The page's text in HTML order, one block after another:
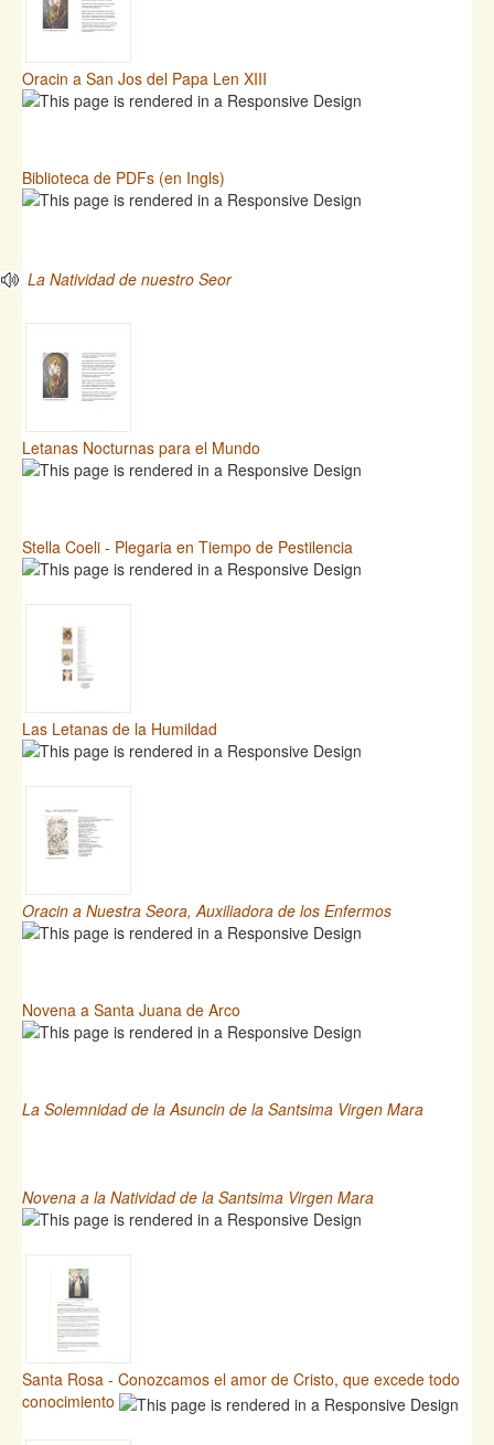
Oracin a San Jos del Papa Len XIII
Biblioteca de PDFs (en Ingls)
La Natividad de nuestro Seor
Letanas Nocturnas para el Mundo
Stella Coeli - Plegaria en Tiempo de Pestilencia
Las Letanas de la Humildad
Oracin a Nuestra Seora, Auxiliadora de los Enfermos
Novena a Santa Juana de Arco
La Solemnidad de la Asuncin de la Santsima Virgen Mara
Novena a la Natividad de la Santsima Virgen Mara
Santa Rosa - Conozcamos el amor de Cristo, que excede todo
conocimiento